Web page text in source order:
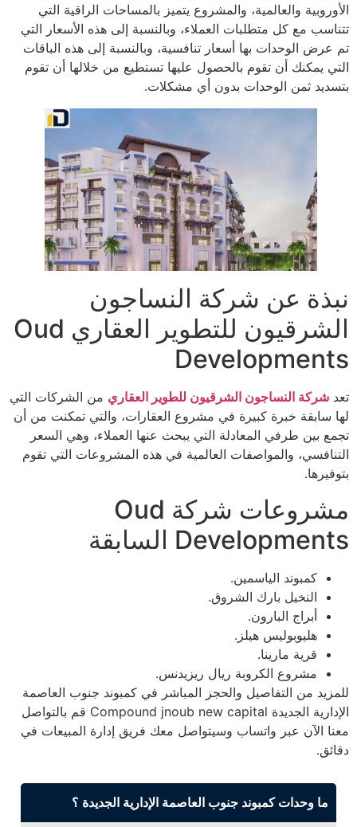
الأوروبية والعالمية، والمشروع يتميز بالمساحات الراقية التي
تتناسب مع كل متطلبات العملاء، وبالنسبة إلى هذه الأسعار التي
تم عرض الوحدات بها أسعار تنافسية، وبالنسبة إلى هذه الباقات
التي يمكنك أن تقوم بالحصول عليها تستطيع من خلالها أن تقوم
بتسديد ثمن الوحدات بدون أي مشكلات.
نبذة عن شركة النساجون
الشرقيون للتطوير العقاري Oud
Developments
تعد شركة النساجون الشرقيون للطوير العقاري من الشركات التي
لها سابقة خبرة كبيرة في مشروع العقارات، والتي تمكنت من أن
تجمع بين طرفي المعادلة التي يبحث عنها العملاء، وهي السعر
التنافسي، والمواصفات العالمية في هذه المشروعات التي تقوم
بتوفيرها.
مشروعات شركة Oud
Developments السابقة
كمبوند الياسمين.
النخيل بارك الشروق.
أبراج البارون.
هليوبوليس هيلز.
قرية مارينا.
مشروع الكروبة ريال ريزيدنس.
للمزيد من التفاصيل والحجز المباشر في كمبوند جنوب العاصمة
الإدارية الجديدة Compound jnoub new capital قم بالتواصل
معنا الآن عبر واتساب وسيتواصل معك فريق إدارة المبيعات في
دقائق.
ما وحدات كمبوند جنوب العاصمة الإدارية الجديدة ؟